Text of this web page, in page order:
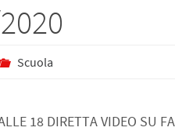
Scuola
18 DIRETTA VIDEO SU